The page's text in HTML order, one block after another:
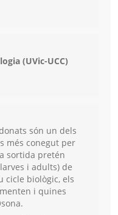
(UVic-UCC)
són un dels
més conegut per
sortida pretén
i adults) de
cicle biològic, els
i quines